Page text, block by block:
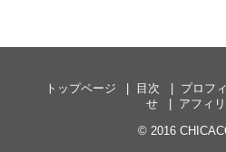
トップページ 目次 プロフ
せ
アフィ
© 2016